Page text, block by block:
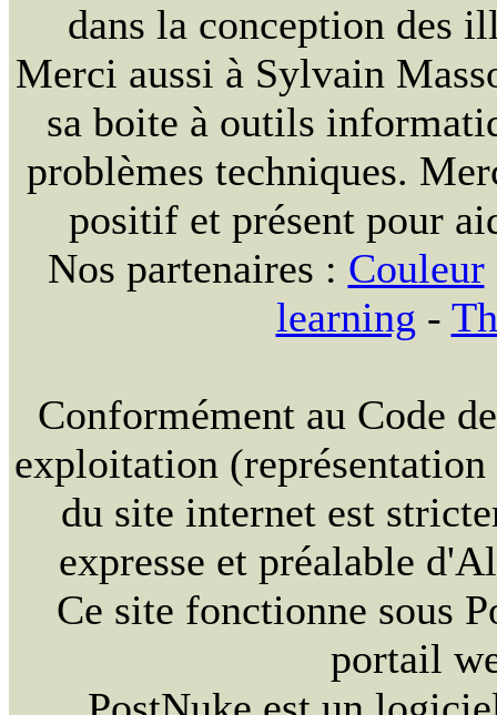
dans la conception des
Merci aussi à Sylvain
sa boite à outils
problèmes techniques.
positif et présent pour
Nos partenaires : Couleur
learning -
Conformément au Code
exploitation
du site internet est
expresse et préalable
Ce site fonctionne sous
portail